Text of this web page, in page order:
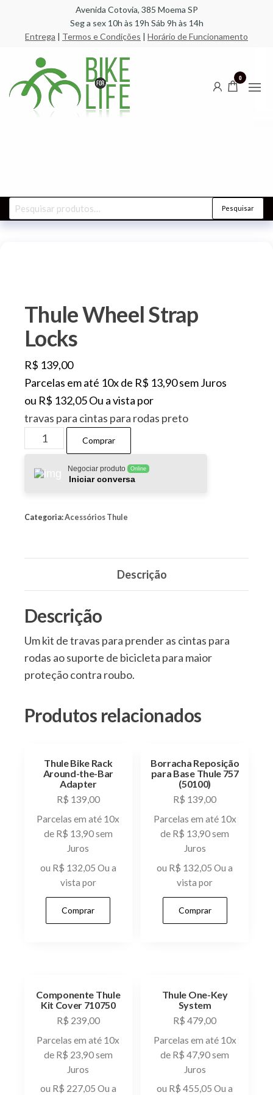
conteúdo
Avenida Cotovia, 385 Moema SP
Seg a sex 10h às 19h Sáb 9h às 14h
Entrega | Termos e Condições | Horário de Funcionamento
Bicicletaria
0
Pesquisar
por:
Pesquisar
Thule Wheel Strap
Locks
R$ 139,00
Parcelas em até 10x de R$ 13,90sem Juros
ou R$ 132,05Ou a vista por
travas para cintas para rodas preto
Thule
Wheel
Strap
Comprar
Negociar produto Online
Iniciar conversa
Categoria:Acessórios Thule
Descrição
Descrição
Um kit de travas para prender as cintas para
rodas ao suporte de bicicleta para maior
proteção contra roubo.
Produtos relacionados
Thule Bike Rack
Around-the-Bar
Adapter
R$ 139,00
Parcelas em até 10x
de R$ 13,90sem
Juros
ou R$ 132,05 Ou a
vista por
Comprar
Borracha Reposição
para Base Thule 757
(50100)
R$ 139,00
Parcelas em até 10x
de R$ 13,90sem
Juros
ou R$ 132,05 Ou a
vista por
Comprar
Componente Thule
Kit Cover 710750
R$ 239,00
Parcelas em até 10x
de R$ 23,90sem
Juros
ou R$ 227,05 Ou a
Thule One-Key
System
R$ 479,00
Parcelas em até 10x
de R$ 47,90sem
Juros
ou R$ 455,05 Ou a